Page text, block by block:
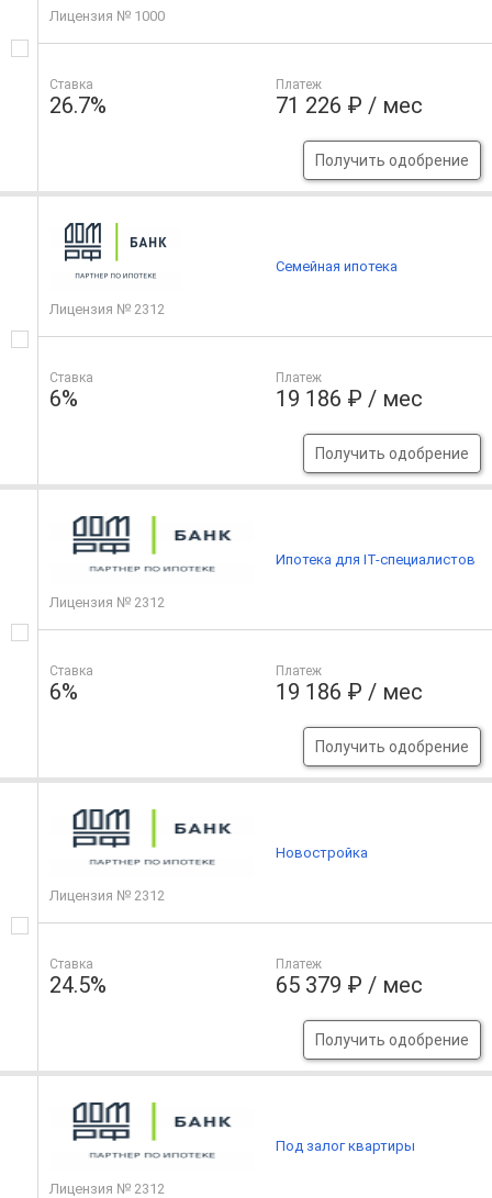
Лицензия № 1000
Ставка
26.7%
Платеж
71 226 ₽ / мес
Получить одобрение
Лицензия № 2312
Ставка
6%
Платеж
19 186 ₽ / мес
Получить одобрение
Семейная ипотека
Лицензия № 2312
Ставка
6%
Платеж
19 186 ₽ / мес
Получить одобрение
Ипотека для IT-специалистов
Лицензия № 2312
Ставка
24.5%
Платеж
65 379 ₽ / мес
Получить одобрение
Новостройка
Лицензия № 2312
Под залог квартиры